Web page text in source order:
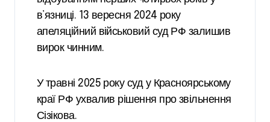
в’язниці. 13 вересня 2024 року
апеляційний військовий суд РФ залишив
вирок чинним.
У травні 2025 року суд у Красноярському
краї РФ ухвалив рішення про звільнення
Сізікова.